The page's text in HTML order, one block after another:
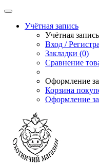
Учётная запись
Учётная запись
Вход /
Закладки (0)
Сравнение
Оформление
Корзина
Оформление